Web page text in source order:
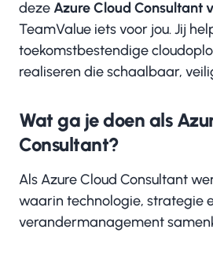
dezeAzure Cloud Consultant
TeamValue iets voor jou. Jij
toekomstbestendige
realiseren die schaalbaar,
Wat ga je doen als
Consultant?
Als Azure Cloud Consultant
waarin technologie, strategie
verandermanagement